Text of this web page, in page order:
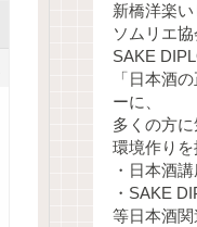
新橋洋楽
ソムリエ
SAKE
「日本酒
ーに、
多くの方
環境作りを
・日本酒講
・SAKE
等日本酒関